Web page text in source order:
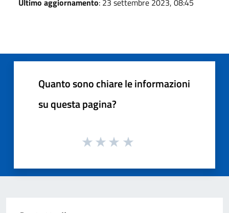
Quanto sono chiare le informazioni
su questa pagina?